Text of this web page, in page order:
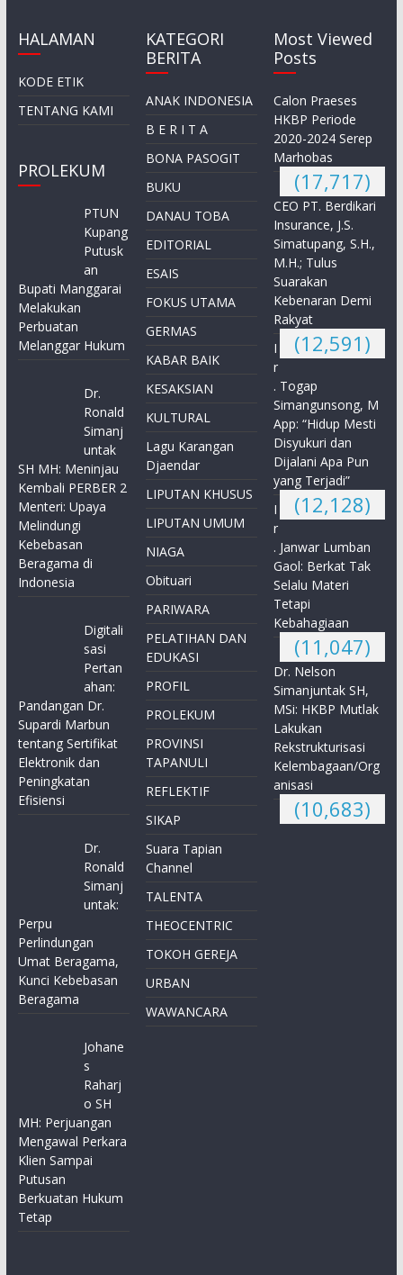
HALAMAN
KODE ETIK
TENTANG KAMI
PROLEKUM
PTUN
Kupang
Putusk
an
Bupati Manggarai
Melakukan
Perbuatan
Melanggar Hukum
Dr.
Ronald
Simanj
untak
SH MH: Meninjau
Kembali PERBER 2
Menteri: Upaya
Melindungi
Kebebasan
Beragama di
Indonesia
Digitali
sasi
Pertan
ahan:
Pandangan Dr.
Supardi Marbun
tentang Sertifikat
Elektronik dan
Peningkatan
Efisiensi
Dr.
Ronald
Simanj
untak:
Perpu
Perlindungan
Umat Beragama,
Kunci Kebebasan
Beragama
Johane
s
Raharj
o SH
MH: Perjuangan
Mengawal Perkara
Klien Sampai
Putusan
Berkuatan Hukum
Tetap
KATEGORI
BERITA
ANAK INDONESIA
B E R I T A
BONA PASOGIT
BUKU
DANAU TOBA
EDITORIAL
ESAIS
FOKUS UTAMA
GERMAS
KABAR BAIK
KESAKSIAN
KULTURAL
Lagu Karangan
Djaendar
LIPUTAN KHUSUS
LIPUTAN UMUM
NIAGA
Obituari
PARIWARA
PELATIHAN DAN
EDUKASI
PROFIL
PROLEKUM
PROVINSI
TAPANULI
REFLEKTIF
SIKAP
Suara Tapian
Channel
TALENTA
THEOCENTRIC
TOKOH GEREJA
URBAN
WAWANCARA
Most Viewed
Posts
Calon Praeses
HKBP Periode
2020-2024 Serep
Marhobas
(17,717)
CEO PT. Berdikari
Insurance, J.S.
Simatupang, S.H.,
M.H.; Tulus
Suarakan
Kebenaran Demi
Rakyat
(12,591)
I
r
. Togap
Simangunsong, M
App: “Hidup Mesti
Disyukuri dan
Dijalani Apa Pun
yang Terjadi”
(12,128)
I
r
. Janwar Lumban
Gaol: Berkat Tak
Selalu Materi
Tetapi
Kebahagiaan
(11,047)
Dr. Nelson
Simanjuntak SH,
MSi: HKBP Mutlak
Lakukan
Rekstrukturisasi
Kelembagaan/Org
anisasi
(10,683)